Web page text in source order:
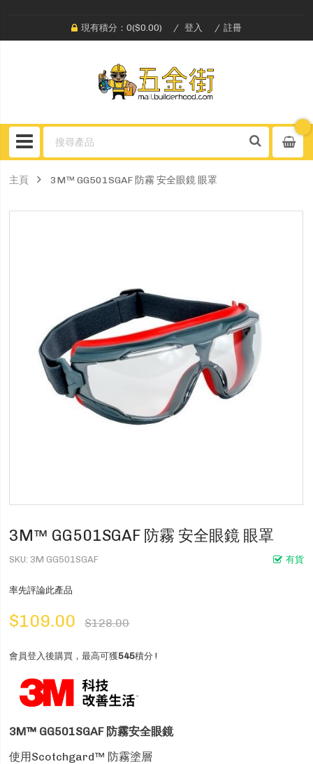
現有積分：0($0.00) 登入 註冊
主頁 3M™ GG501SGAF 防霧 安全眼鏡 眼罩
3M™ GG501SGAF 防霧 安全眼鏡 眼罩
有貨
SKU 3M GG501SGAF
率先評論此產品
$109.00 $128.00
會員登入後購買，最高可獲545積分 !
3M™ GG501SGAF 防霧安全眼鏡
使用Scotchgard™ 防霧塗層